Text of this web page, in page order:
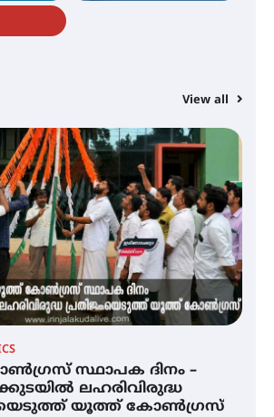
View all
സ്ഥാപക ദിനം –
ലഹരിവിരുദ്ധ
യൂത്ത് കോൺഗ്രസ്
ഇരിങ്ങാലക്കുട – ഗുരുവായൂർ –
താനൂർ റെയിൽപാത
യാഥാർത്ഥ്യമാകുന്നു
തിരനോട്ടം ‘അരങ്ങ് 2026’ ഉണർന്നു
ഐ.ടി.യു. ബാങ്കിലെ
നിക്ഷേപകർക്ക് പണം തിരികെ
ലഭ്യമാക്കാൻ കേന്ദ്ര-കേരള
സർക്കാരുകൾ അടിയന്തരമായി
ഇടപെടണമെന്ന് ഐ.ടി.യു. ബാങ്ക്